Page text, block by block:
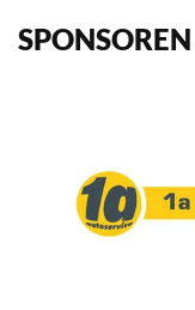
SPONSOREN